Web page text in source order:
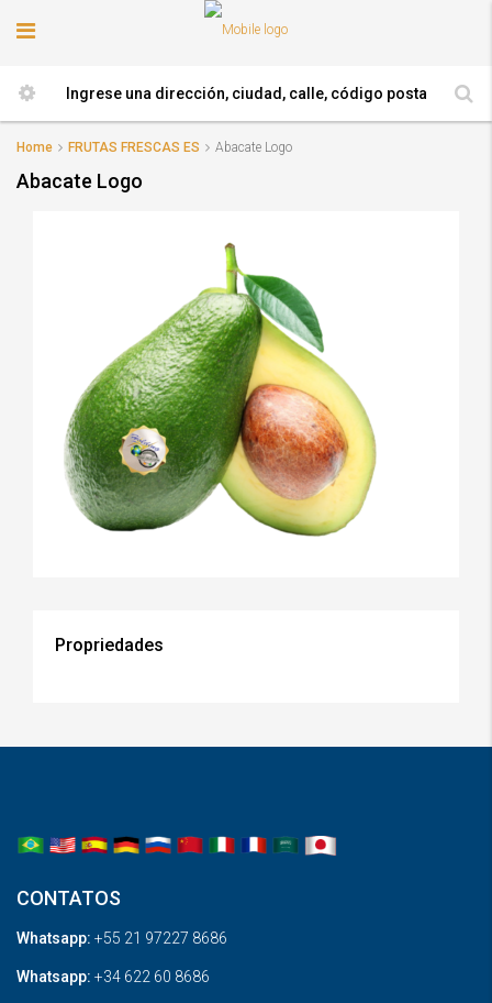
Home FRUTAS FRESCAS ES Abacate Logo
Abacate Logo
Propriedades
CONTATOS
Whatsapp: +55 21 97227 8686
Whatsapp: +34 622 60 8686